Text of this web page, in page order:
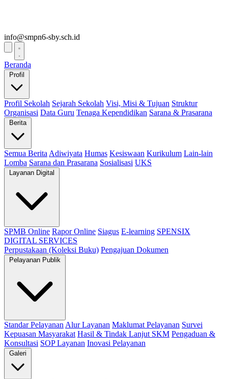
info@smpn6-sby.sch.id
Beranda
Profil
Profil Sekolah Sejarah Sekolah Visi, Misi & Tujuan Struktur
Organisasi Data Guru Tenaga Kependidikan Sarana & Prasarana
Berita
Semua Berita Adiwiyata Humas Kesiswaan Kurikulum Lain-lain
Lomba Sarana dan Prasarana Sosialisasi UKS
Layanan Digital
SPMB Online Rapor Online Siagus E-learning SPENSIX
DIGITAL SERVICES
Perpustakaan (Koleksi Buku) Pengajuan Dokumen
Pelayanan Publik
Standar Pelayanan Alur Layanan Maklumat Pelayanan Survei
Kepuasan Masyarakat Hasil & Tindak Lanjut SKM Pengaduan &
Konsultasi SOP Layanan Inovasi Pelayanan
Galeri